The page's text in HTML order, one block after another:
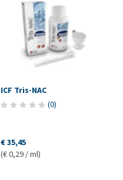
ICF Tris-NAC
(0)
€ 35,45
(€ 0,29 / ml)